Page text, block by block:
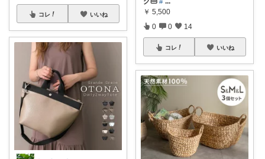
コレ いいね
￥ 5,500
0 0 14
コレ いいね